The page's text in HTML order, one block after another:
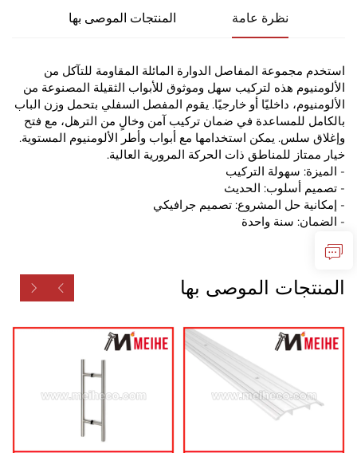
نظرة عامة المنتجات الموصى بها
استخدم مجموعة المفاصل الدوارة المائلة المقاومة للتآكل من
الألومنيوم هذه لتركيب سهل وموثوق للأبواب الثقيلة المصنوعة من
الألومنيوم، داخليًا أو خارجيًا. يقوم المفصل السفلي بتحمل وزن الباب
بالكامل للمساعدة في ضمان تركيب آمن وخالٍ من الترهل، مع فتح
وإغلاق سلس. يمكن استخدامها مع أبواب وأطر الألومنيوم المستوية.
خيار ممتاز للمناطق ذات الحركة المرورية العالية.
- الميزة: سهولة التركيب
- تصميم أسلوب: الحديث
- إمكانية حل المشروع: تصميم جرافيكي
- الضمان: سنة واحدة
المنتجات الموصى بها